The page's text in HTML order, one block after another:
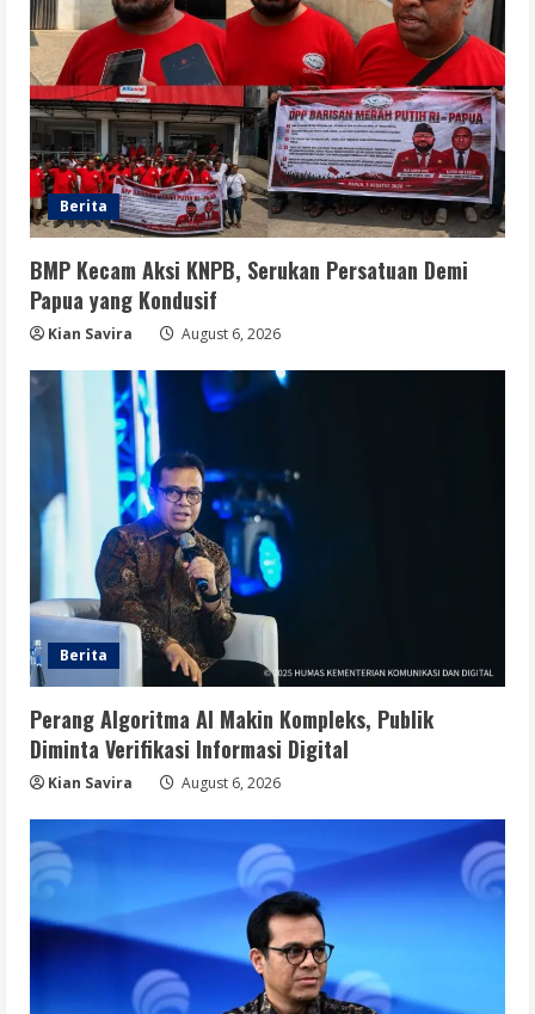
Berita
BMP Kecam Aksi KNPB, Serukan Persatuan Demi
Papua yang Kondusif
Kian Savira August 6, 2026
Berita
Perang Algoritma AI Makin Kompleks, Publik
Diminta Verifikasi Informasi Digital
Kian Savira August 6, 2026